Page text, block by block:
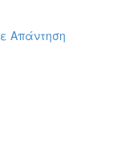
Απάντηση